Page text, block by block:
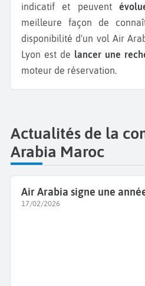
indicatif et peuvent
meilleure façon de
disponibilité d'un vol Air
Lyon est de lancer une
moteur de réservation.
Actualités de la
Arabia Maroc
Air Arabia signe une
17/02/2026